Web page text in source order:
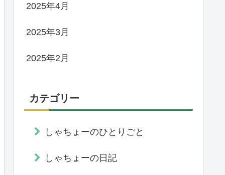
2025年4月
2025年3月
2025年2月
カテゴリー
しゃちょーのひとりごと
しゃちょーの日記